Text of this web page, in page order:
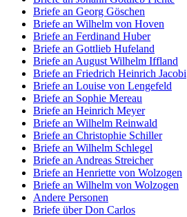
Briefe an Georg Göschen
Briefe an Wilhelm von Hoven
Briefe an Ferdinand Huber
Briefe an Gottlieb Hufeland
Briefe an August Wilhelm Iffland
Briefe an Friedrich Heinrich Jacobi
Briefe an Louise von Lengefeld
Briefe an Sophie Mereau
Briefe an Heinrich Meyer
Briefe an Wilhelm Reinwald
Briefe an Christophie Schiller
Briefe an Wilhelm Schlegel
Briefe an Andreas Streicher
Briefe an Henriette von Wolzogen
Briefe an Wilhelm von Wolzogen
Andere Personen
Briefe über Don Carlos